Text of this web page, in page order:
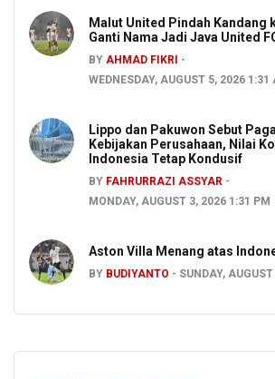
Malut United Pindah Kandang
Ganti Nama Jadi Java United
BY AHMAD FIKRI
WEDNESDAY, AUGUST 5, 2026 1:31
Lippo dan Pakuwon Sebut
Kebijakan Perusahaan, Nilai
Indonesia Tetap Kondusif
BY FAHRURRAZI ASSYAR
MONDAY, AUGUST 3, 2026 1:31 PM
Aston Villa Menang atas
BY BUDIYANTO SUNDAY,